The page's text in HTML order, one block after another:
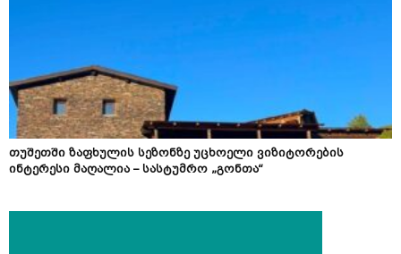
თუშეთში ზაფხულის სეზონზე უცხოელი ვიზიტორების
ინტერესი მაღალია – სასტუმრო „გონთა“